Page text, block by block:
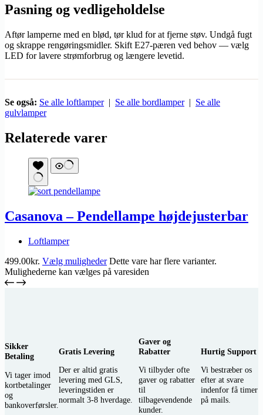
Pasning og vedligeholdelse
Aftør lamperne med en blød, tør klud for at fjerne støv. Undgå fugt
og skrappe rengøringsmidler. Skift E27-pæren ved behov — vælg
LED for lavere strømforbrug og længere levetid.
Se også: Se alle loftlamper| Se alle bordlamper| Se alle
gulvlamper
Relaterede varer
Casanova – Pendellampe højdejusterbar
Loftlamper
499.00kr. Vælg muligheder Dette vare har flere varianter.
Mulighederne kan vælges på varesiden
Sikker
Betaling
Vi tager imod
kortbetalinger
og
bankoverførsler.
Gratis Levering
Der er altid gratis
levering med GLS,
leveringstiden er
normalt 3-8 hverdage.
Gaver og
Rabatter
Vi tilbyder ofte
gaver og rabatter
til
tilbagevendende
kunder.
Hurtig Support
Vi bestræber os
efter at svare
indenfor få timer
på mails.